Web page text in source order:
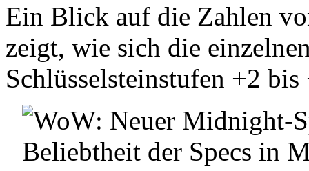
Ein Blick auf die Zahlen
zeigt, wie sich die
Schlüsselsteinstufen +2